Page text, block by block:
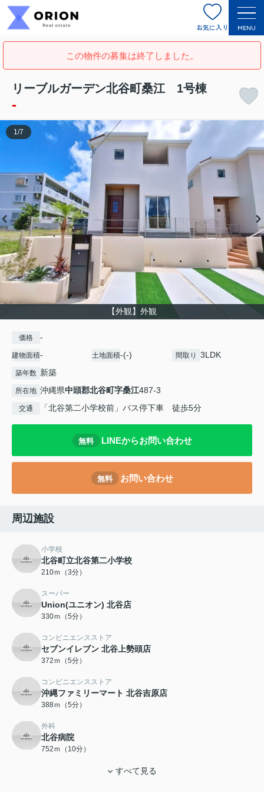
お気に入り MENU
この物件の募集は終了しました。
リーブルガーデン北谷町桑江 1号棟
-
【外観】外観
1 /7
価格 -
建物面積- 土地面積-(-) 間取り 3LDK
築年数 新築
所在地 沖縄県中頭郡北谷町字桑江487-3
交通 「北谷第二小学校前」バス停下車 徒歩5分
無料 LINEからお問い合わせ
無料 お問い合わせ
周辺施設
小学校
北谷町立北谷第二小学校
210ｍ（3分）
スーパー
Union(ユニオン) 北谷店
330ｍ（5分）
コンビニエンスストア
セブンイレブン 北谷上勢頭店
372ｍ（5分）
コンビニエンスストア
沖縄ファミリーマート 北谷吉原店
388ｍ（5分）
外科
北谷病院
752ｍ（10分）
すべて見る